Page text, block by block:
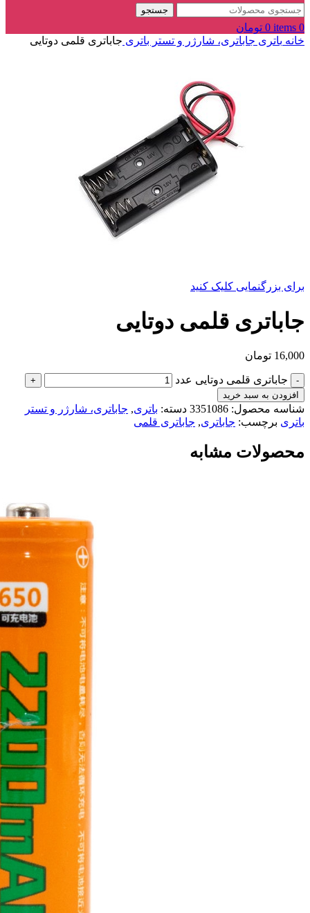
جستجو
0
items
0 تومان
خانه باتری جاباتری، شارژر و تستر باتری جاباتری قلمی دوتایی
برای بزرگنمایی کلیک کنید
جاباتری قلمی دوتایی
16,000 تومان
جاباتری قلمی دوتایی عدد
افزودن به سبد خرید
شناسه محصول: 3351086 دسته: باتری, جاباتری، شارژر و تستر
باتری برچسب: جاباتری, جاباتری قلمی
محصولات مشابه